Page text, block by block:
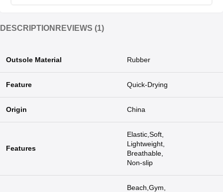
DESCRIPTION REVIEWS (1)
Outsole Material Rubber
Feature Quick-Drying
Origin China
Features
Elastic,Soft,
Lightweight,
Breathable,
Non-slip
Beach,Gym,